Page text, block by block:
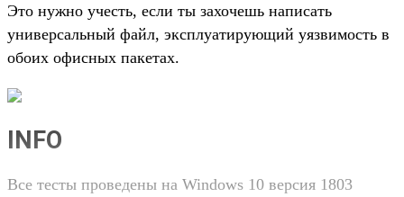
Это нужно учесть, если ты захочешь написать
универсальный файл, эксплуатирующий уязвимость в
обоих офисных пакетах.
INFO
Все тесты проведены на Windows 10 версия 1803